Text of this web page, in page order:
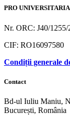
PRO
Nr. ORC: J40/1255/
CIF: RO16097580
Condiții generale
Contact
Bd-ul Iuliu Maniu,
București, România